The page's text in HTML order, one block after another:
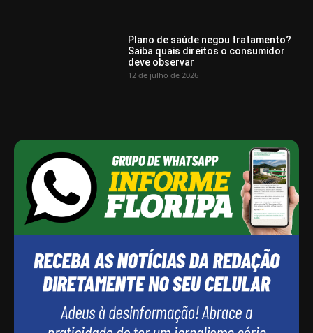
Plano de saúde negou tratamento?
Saiba quais direitos o consumidor
deve observar
12 de julho de 2026